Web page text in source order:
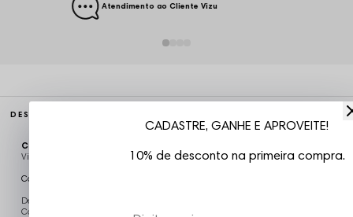
Atendimento ao Cliente Vizu
DESCRIÇÃO COMPLETA
Código identificador (SKU):
Vizu07
Camiseta Manga Longa Stranger Bark Dog
Descrição:
Camiseta Stranger.
CADASTRE, GANHE E APROVEITE!
10% de desconto na primeira compra.